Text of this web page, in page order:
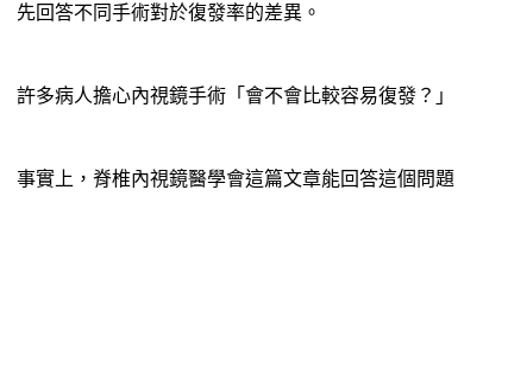
先回答不同手術對於復發率的差異。
許多病人擔心內視鏡手術「會不會比較容易復發？」
事實上，脊椎內視鏡醫學會這篇文章能回答這個問題